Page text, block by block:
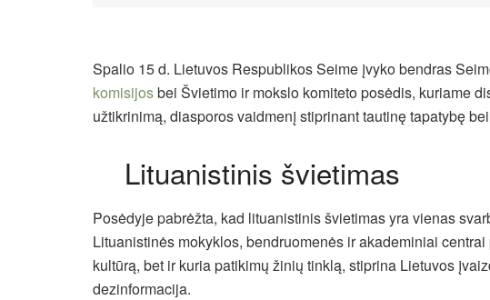
Spalio 15 d. Lietuvos Respublikos Seime įvyko bendras
komisijosbei Švietimo ir mokslo komiteto posėdis, kuriame
užtikrinimą, diasporos vaidmenį stiprinant tautinę tapatybę
Lituanistinis švietimas
Posėdyje pabrėžta, kad lituanistinis švietimas yra vienas
Lituanistinės mokyklos, bendruomenės ir akademiniai
kultūrą, bet ir kuria patikimų žinių tinklą, stiprina Lietuvos
dezinformacija.